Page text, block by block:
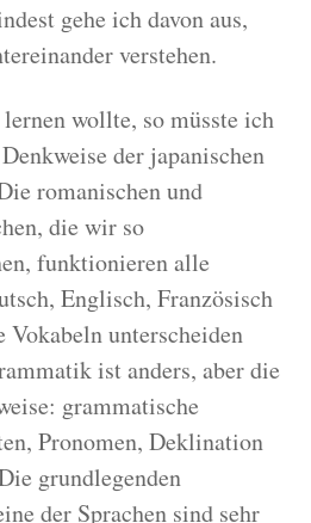
gehe ich davon aus,
verstehen.
wollte, so müsste ich
der japanischen
romanischen und
die wir so
funktionieren alle
Englisch, Französisch
unterscheiden
ist anders, aber die
grammatische
Pronomen, Deklination
grundlegenden
der Sprachen sind sehr